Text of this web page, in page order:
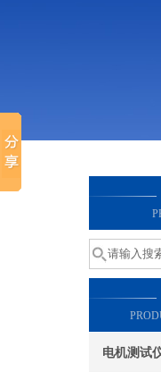
电机测试